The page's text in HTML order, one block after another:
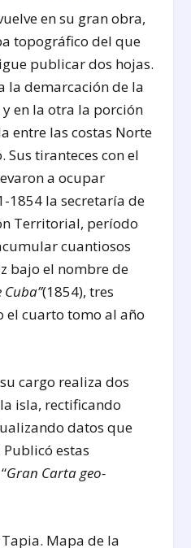
en su gran obra,
topográfico del que
publicar dos hojas.
la demarcación de la
en la otra la porción
entre las costas Norte
Sus tiranteces con el
a ocupar
1854 la secretaría de
Territorial, período
cuantiosos
bajo el nombre de
Cuba”(1854), tres
el cuarto tomo al año
cargo realiza dos
isla, rectificando
datos que
estas
Gran Carta geo-